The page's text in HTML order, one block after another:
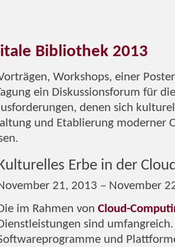
Bibliothek 2013
Workshops, einer
ein Diskussionsforum für
denen sich
und Etablierung moderner
Erbe in der
21, 2013 – November
im Rahmen von Cloud-
sind
und